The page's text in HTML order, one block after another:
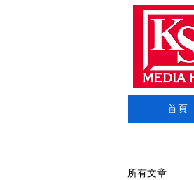
首頁
所有文章